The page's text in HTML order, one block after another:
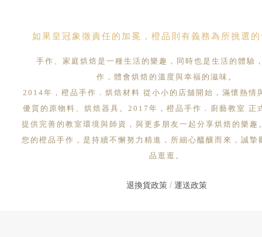
如果皇冠象徵責任的加冕，橙品則有義務為所挑選
手作、家庭烘焙是一種生活的樂趣，同時也是生活的體驗
作，體會烘焙的溫度與幸福的滋味。
2014年，橙品手作．烘焙材料 從小小的店舖開始，滿懷熱情
優質的原物料、烘焙器具。2017年，橙品手作．廚藝教室 正
提供完善的教室環境與師資，與更多朋友一起分享烘焙的樂趣
您的橙品手作，是持續不懈努力精進，所細心醞釀而來，誠摯
品逛逛。
退換貨政策/ 運送政策